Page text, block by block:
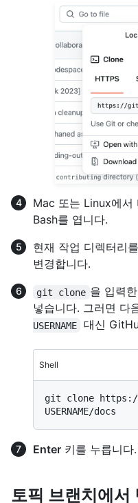
Mac 또는 Linux에
Bash를 엽니다.
현재 작업 디렉터리
변경합니다.
git clone 을 입력
넣습니다. 그러면 다
USERNAME
대신
Shell
git clone https://
Enter 키를 누릅니다
토픽 브랜치에서